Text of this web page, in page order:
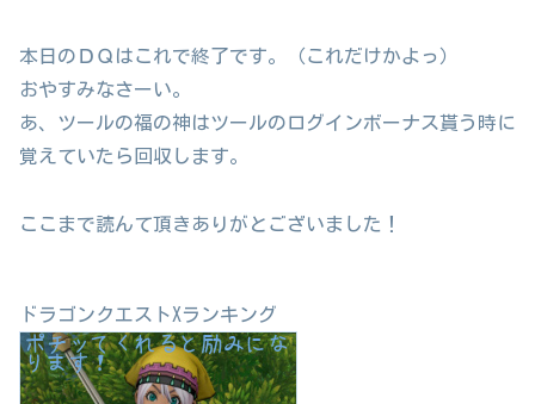
本日のＤＱはこれで終了です。（これだけかよっ）
おやすみなさーい。
あ、ツールの福の神はツールのログインボーナス貰う時に
覚えていたら回収します。
ここまで読んて頂きありがとございました！
ドラゴンクエストXランキング